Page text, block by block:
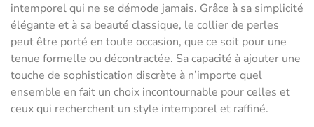
intemporel qui ne se démode jamais. Grâce à sa simplicité
élégante et à sa beauté classique, le collier de perles
peut être porté en toute occasion, que ce soit pour une
tenue formelle ou décontractée. Sa capacité à ajouter une
touche de sophistication discrète à n’importe quel
ensemble en fait un choix incontournable pour celles et
ceux qui recherchent un style intemporel et raffiné.